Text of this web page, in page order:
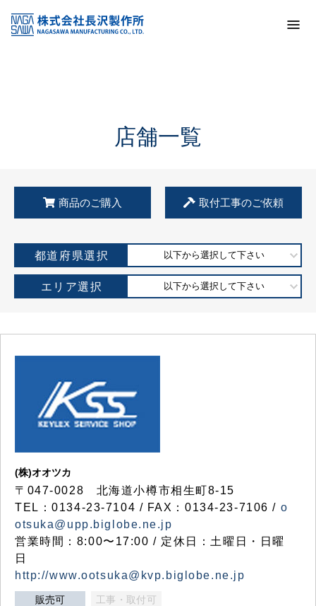
KSS加盟店・取扱店情報
店舗一覧
店舗一覧
商品のご購入 取付工事のご依頼
都道府県選択 以下から選択して下さい
エリア選択 以下から選択して下さい
(株)オオツカ
〒047-0028 北海道小樽市相生町8-15
TEL：0134-23-7104 / FAX：0134-23-7106 / o
otsuka@upp.biglobe.ne.jp
営業時間：8:00〜17:00 / 定休日：土曜日・日曜
日
http://www.ootsuka@kvp.biglobe.ne.jp
販売可 工事・取付可